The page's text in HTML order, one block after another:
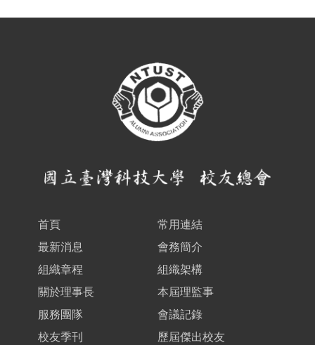
首頁
常用連結
最新消息
會務簡介
組織章程
組織架構
關於理事長
本屆理監事
服務團隊
會議記錄
校友季刊
歷屆傑出校友